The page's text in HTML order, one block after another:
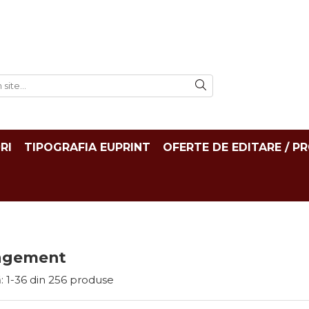
TIPOGRAFIA EUPRINT OFERTE DE EDITARE /
1-36 din 256 produse